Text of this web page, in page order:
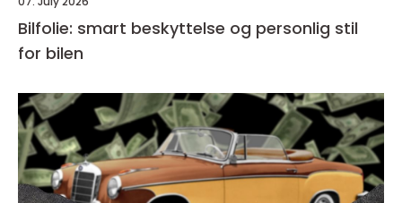
Bilfolie: smart beskyttelse og personlig stil
for bilen